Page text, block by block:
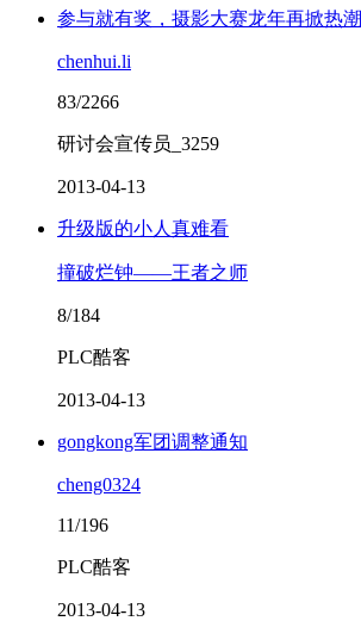
参与就有奖，摄影大赛龙年再掀热潮
chenhui.li
83/2266
研讨会宣传员_3259
2013-04-13
升级版的小人真难看
撞破烂钟——王者之师
8/184
PLC酷客
2013-04-13
gongkong军团调整通知
cheng0324
11/196
PLC酷客
2013-04-13